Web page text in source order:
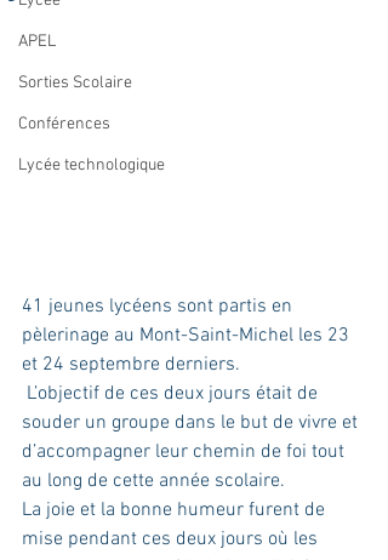
APEL
Sorties Scolaire
Conférences
Lycée technologique
41 jeunes lycéens sont partis en
pèlerinage au Mont-Saint-Michel les 23
et 24 septembre derniers.
souder un groupe dans le but de vivre et
d’accompagner leur chemin de foi tout
au long de cette année scolaire.
La joie et la bonne humeur furent de
mise pendant ces deux jours où les